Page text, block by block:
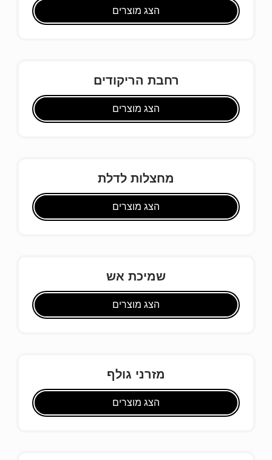
הצג מוצרים
רחבת הריקודים
הצג מוצרים
מחצלות לדלת
הצג מוצרים
שמיכת אש
הצג מוצרים
מזרני גולף
הצג מוצרים